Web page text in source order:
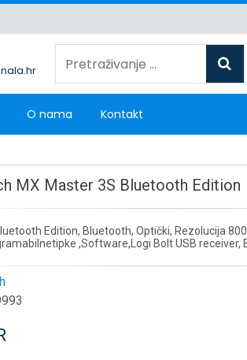
O nama Kontakt
MX Master 3S Bluetooth Edition
Edition, Bluetooth, Optički, Rezolucija
,Software,Logi Bolt USB receiver,